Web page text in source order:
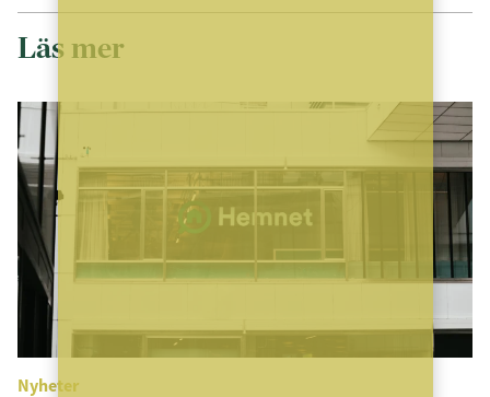
Läs mer
Nyheter